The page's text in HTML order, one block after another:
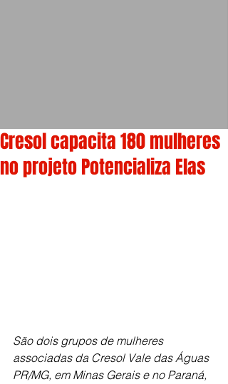
Cresol capacita 180 mulheres
no projeto Potencializa Elas
São dois grupos de mulheres
associadas da Cresol Vale das Águas
PR/MG, em Minas Gerais e no Paraná,